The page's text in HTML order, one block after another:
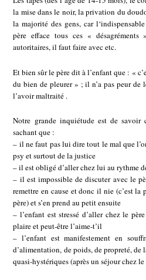
la mise dans le noir, la privation du
la majorité des gens, car
père efface tous ces «
autoritaires, il faut faire avec etc.
Et bien sûr le père dit à l’enfant que : «
du bien de pleurer » ; il n’a pas peur de
l’avoir maltraité .
Notre grande inquiétude est de savoir
sachant que :
– il ne faut pas lui dire tout le mal que
psy et surtout de la justice
– il est obligé d’aller chez lui au rythme
– il est impossible de discuter avec le
remettre en cause et donc il nie (c’est la
père) et s’en prend au petit ensuite
– l’enfant est stressé d’aller chez le
plaire et peut-être l’aime-t’il
– l’enfant est manifestement en
d’alimentation, de poids, de propreté,
quasi-hystériques (après un séjour chez le